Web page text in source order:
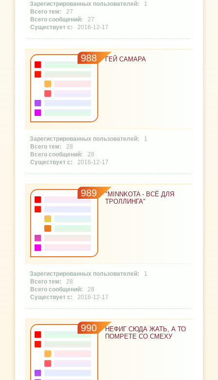
1
27
27
2016-12-17
988 ГЕЙ САМАРА
1
28
28
2016-12-17
989
"MINNKOTA - ВСЁ ДЛЯ
ТРОЛЛИНГА"
1
28
28
2016-12-17
990
НЕФИГ СЮДА ЖАТЬ, А ТО
ПОМРЕТЕ СО СМЕХУ